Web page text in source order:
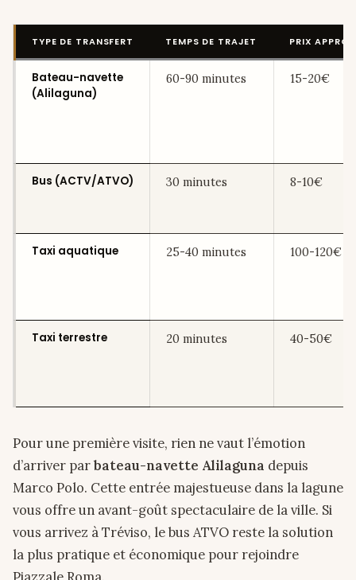
TYPE DE TRANSFERT TEMPS DE TRAJET PRIX
Bateau-navette
(Alilaguna)
60-90 minutes 15-20€
Bus (ACTV/ATVO) 30 minutes 8-10€
Taxi aquatique 25-40 minutes 100-120€
Taxi terrestre 20 minutes 40-50€
Pour une première visite, rien ne vaut l’émotion
d’arriver parbateau-navette Alilaguna depuis
Marco Polo. Cette entrée majestueuse dans la lagune
vous offre un avant-goût spectaculaire de la ville. Si
vous arrivez à Tréviso, le bus ATVO reste la solution
la plus pratique et économique pour rejoindre